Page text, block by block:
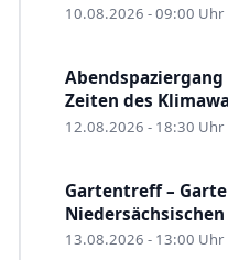
10.08.2026 - 09:00 Uhr
Zeiten des
12.08.2026 - 18:30 Uhr
Gartentreff –
13.08.2026 - 13:00 Uhr